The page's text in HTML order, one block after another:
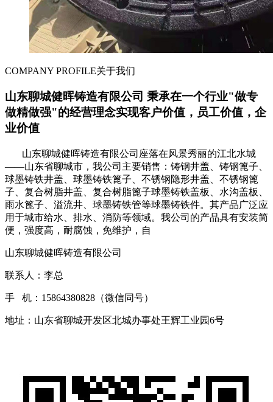
COMPANY PROFILE关于我们
山东聊城健晖铸造有限公司 秉承在一个行业"做专
做精做强"的经营理念实现客户价值，员工价值，企
业价值
山东聊城健晖铸造有限公司座落在风景秀丽的江北水城
——山东省聊城市，我公司主要销售：铸钢井盖、铸钢篦子、
球墨铸铁井盖、球墨铸铁篦子、不锈钢隐形井盖、不锈钢篦
子、复合树脂井盖、复合树脂篦子球墨铸铁盖板、水沟盖板、
雨水篦子、溢流井、球墨铸铁管等球墨铸铁件。其产品广泛应
用于城市给水、排水、消防等领域。我公司的产品具有安装简
便，强度高，耐腐蚀，免维护，自
山东聊城健晖铸造有限公司
联系人：李总
手 机：15864380828（微信同号）
地址：山东省聊城开发区北城办事处王辉工业园6号